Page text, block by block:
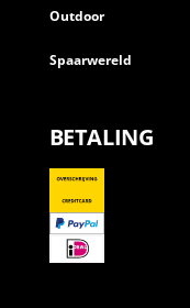
Outdoor
Spaarwereld
BETALING